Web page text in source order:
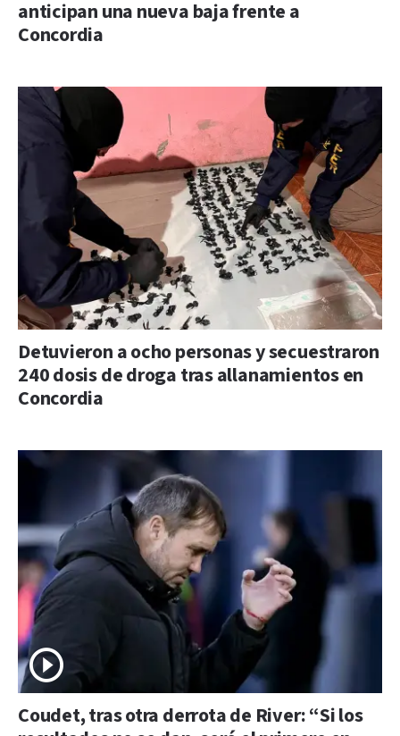
anticipan una nueva baja frente a
Concordia
Detuvieron a ocho personas y secuestraron
240 dosis de droga tras allanamientos en
Concordia
Coudet, tras otra derrota de River: “Si los